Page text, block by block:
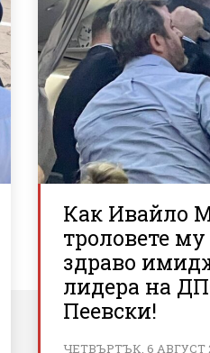
Как Ивайло
троловете
здраво
лидера на
Пеевски!
ЧЕТВЪРТЪК, 6 АВГУСТ